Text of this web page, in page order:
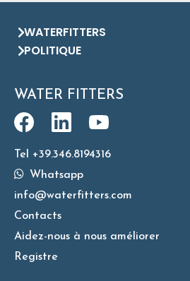
WATERFITTERS
POLITIQUE
WATER FITTERS
Tel +39.346.8194316
Whatsapp
info@waterfitters.com
Contacts
Aidez-nous à nous améliorer
Registre